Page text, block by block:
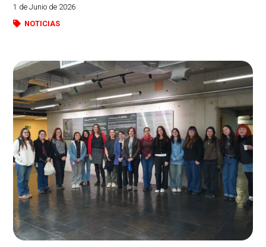
1 de Junio de 2026
NOTICIAS